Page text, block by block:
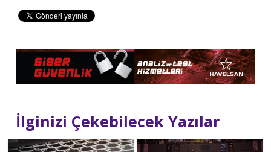
İlginizi Çekebilecek Yazılar